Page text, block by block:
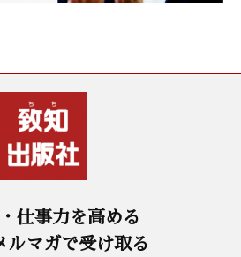
仕事力を高める
ルマガで受け取る